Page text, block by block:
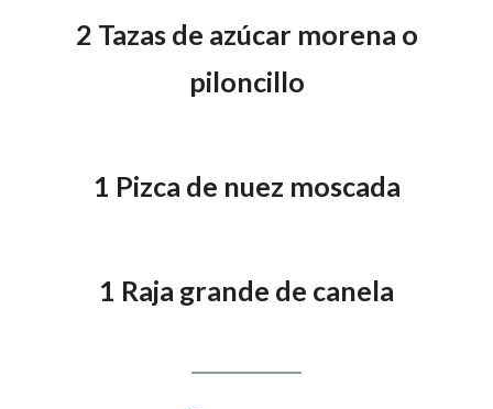
2 Tazas de azúcar morena o
piloncillo
1 Pizca de nuez moscada
1 Raja grande de canela